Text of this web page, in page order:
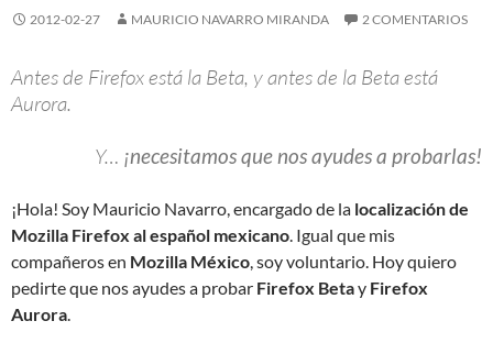
2012-02-27 MAURICIO NAVARRO MIRANDA 2 COMENTARIOS
Antes de Firefox está la Beta, y antes de la Beta está
Aurora.
Y… ¡necesitamos que nos ayudes a probarlas!
¡Hola! Soy Mauricio Navarro, encargado de la localización de
Mozilla Firefox al español mexicano. Igual que mis
compañeros en Mozilla México, soy voluntario. Hoy quiero
pedirte que nos ayudes a probar Firefox Betay Firefox
Aurora.